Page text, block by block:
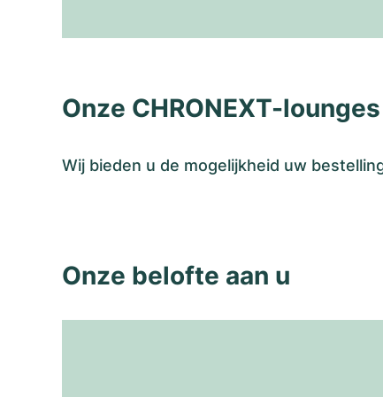
Onze CHRONEXT-lounges
Wij bieden u de mogelijkheid uw
Onze belofte aan u